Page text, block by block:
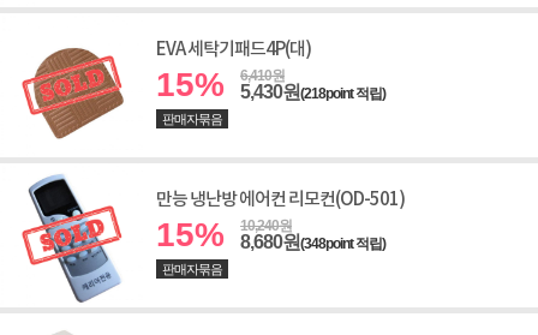
EVA 세탁기패드4P(대)
15% 6,410원
5,430원(218point 적립)
판매자묶음
만능 냉난방 에어컨 리모컨(OD-501)
15% 10,240원
8,680원(348point 적립)
판매자묶음